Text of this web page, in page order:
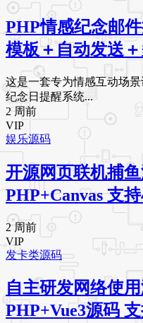
PHP情感纪念邮
模板＋自动发送
这是一套专为情感互动场
纪念日提醒系统...
2 周前
VIP
娱乐源码
开源网页联机捕
PHP+Canvas 支
2 周前
VIP
发卡类源码
自主研发网络使
PHP+Vue3源码